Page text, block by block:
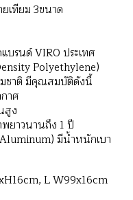
เทียม 3ขนาด
รนด์ VIRO ประเทศ
Polyethylene)
ชาติ มีคุณสมบัติดังนี้
าศ
สูง
ยาวนานถึง 1 ปี
มีน้ำหนักเบา
L W99x16cm